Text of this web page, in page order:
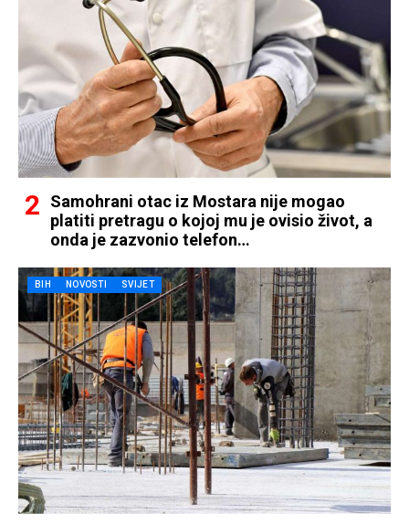
Samohrani otac iz Mostara nije mogao
platiti pretragu o kojoj mu je ovisio život, a
onda je zazvonio telefon…
BIH NOVOSTI SVIJET